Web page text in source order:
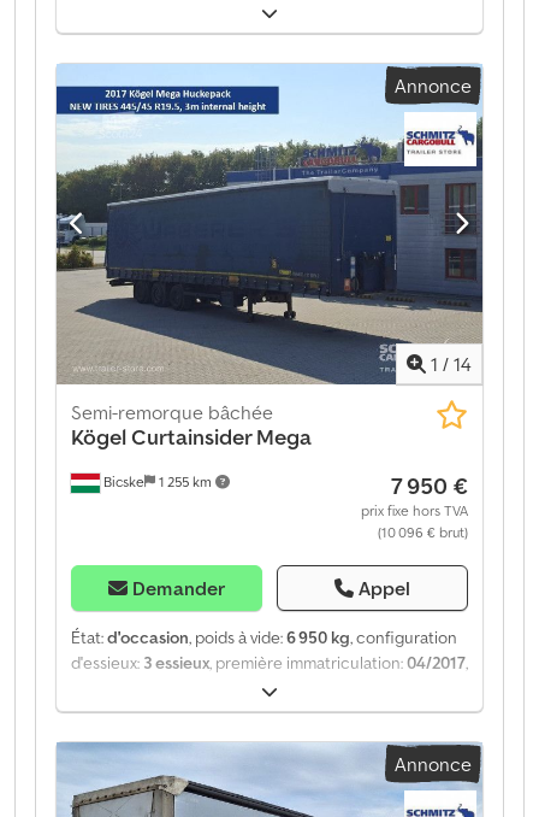
2017
mécanique, Poids à vide : 6 950 kg. Vous trouverez sur
notre site web une présentation de tous les véhicules
disponibles. Vous avez besoin d’un financement ?
Nous proposons des solutions de financement
personnalisées, des contrats d’entretien complets et
des services télématiques. Nous serions ravis de vous
conseiller personnellement. Dcjdpfsztgyhsx Abmek
Annonce
1 / 14
Bicske 1 255 km
Semi-remorque bâchée
KögelCurtainsider Mega
7 950 €
prix fixe hors TVA
(10 096 € brut)
Demander Appel
État:d'occasion, poids à vide:6 950 kg, configuration
d'essieux: 3 essieux , première immatriculation:04/2017
2017
mécanique, Poids à vide : 6 950 kg. Vous trouverez sur
notre site web une présentation de tous les véhicules
disponibles. Vous avez besoin d’un financement ?
Nous proposons des solutions de financement
Annonce